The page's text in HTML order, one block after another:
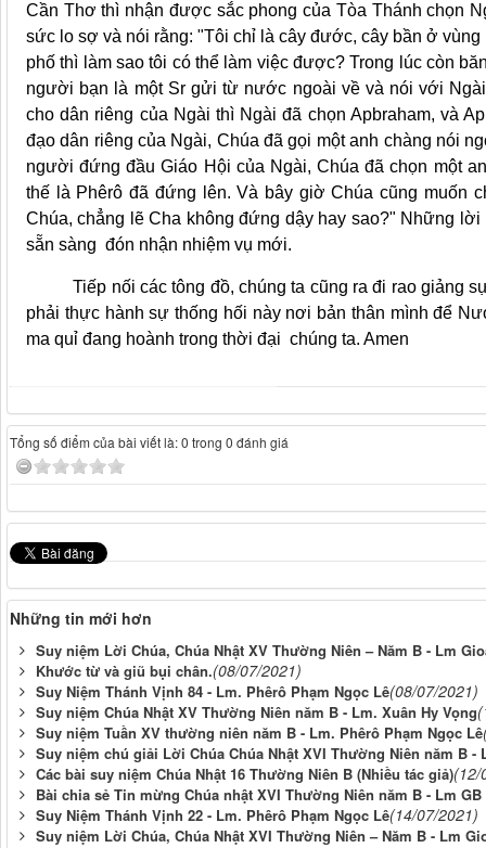
Cần Thơ thì nhận được sắc phong của Tòa Thánh chọn
sức lo sợ và nói rằng: "Tôi chỉ là cây đước, cây bần ở
phố thì làm sao tôi có thể làm việc được? Trong lúc còn
người bạn là một Sr gửi từ nước ngoài về và nói với
cho dân riêng của Ngài thì Ngài đã chọn Apbraham, và
đạo dân riêng của Ngài, Chúa đã gọi một anh chàng nói
người đứng đầu Giáo Hội của Ngài, Chúa đã chọn một
thế là Phêrô đã đứng lên. Và bây giờ Chúa cũng muốn
Chúa, chẳng lẽ Cha không đứng dậy hay sao?" Những
sẵn sàng đón nhận nhiệm vụ mới.
Tiếp nối các tông đồ, chúng ta cũng ra đi rao giảng
phải thực hành sự thống hối này nơi bản thân mình để
ma quỉ đang hoành trong thời đại chúng ta. Amen
Tổng số điểm của bài viết là: 0 trong 0 đánh giá
Những tin mới hơn
Suy niệm Lời Chúa, Chúa Nhật XV Thường Niên – Năm B - Lm
Khước từ và giũ bụi chân.(08/07/2021)
Suy Niệm Thánh Vịnh 84 - Lm. Phêrô Phạm Ngọc Lê(08/07/2021)
Suy niệm Chúa Nhật XV Thường Niên năm B - Lm. Xuân Hy Vọng
Suy niệm Tuần XV thường niên năm B - Lm. Phêrô Phạm Ngọc Lê
Suy niệm chú giải Lời Chúa Chúa Nhật XVI Thường Niên năm B -
Các bài suy niệm Chúa Nhật 16 Thường Niên B (Nhiều tác giả)(12/
Bài chia sẻ Tin mừng Chúa nhật XVI Thường Niên năm B - Lm
Suy Niệm Thánh Vịnh 22 - Lm. Phêrô Phạm Ngọc Lê(14/07/2021)
Suy niệm Lời Chúa, Chúa Nhật XVI Thường Niên – Năm B - Lm